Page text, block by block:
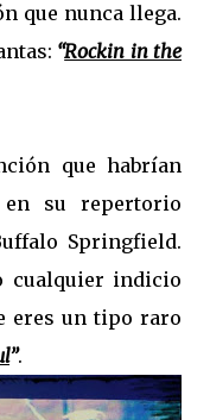
que nunca llega.
“Rockin in the
que habrían
en su repertorio
Springfield.
cualquier indicio
eres un tipo raro
”.